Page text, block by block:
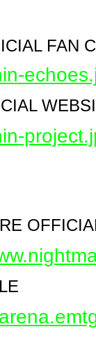
FAN